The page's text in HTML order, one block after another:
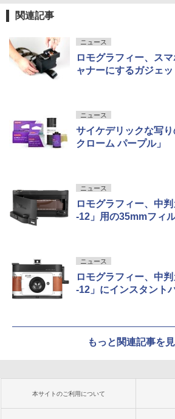
関連記事
ニュース
ロモグラフィー、ス
ャナーにするガジェッ
ニュース
サイケデリックな写
クローム パープル」
ニュース
ロモグラフィー、中
-12」用の35mmフィ
ニュース
ロモグラフィー、中
-12」にインスタント
もっと関連記事を
本サイトのご利用について